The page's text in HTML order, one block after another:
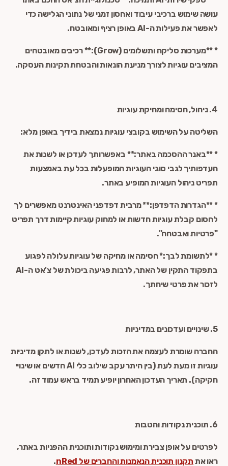
עושה שימוש ברכיבי עיבוד ואחסון זמני של נתוני הגלישה כדי
לאפשר את פעילות ה-AI באופן רציף ומאובטח.
* **מערכות סליקה ותשלומים (Grow):** רכיבים מאובטחים
המציבים עוגיות לצורך מניעת הונאות והבטחת תקינות העסקה.
4. ניהול, חסימה ומחיקת עוגיות
השליטה על השימוש בקובצי עוגיות נמצאת בידיך באופן מלא:
* **באנר ההסכמה באתר:** באפשרותך לעדכן או לשנות את
העדפותיך לגבי סוגי העוגיות המופעלות בכל עת באמצעות
תפריט ניהול העוגיות המופיע באתר.
* **הגדרות הדפדפן:** מרבית דפדפני האינטרנט מאפשרים לך
לחסום קבלת עוגיות חדשות או למחוק עוגיות קיימות דרך תפריט
"פרטיות ואבטחה".
* *לתשומת לבך:* חסימה או מחיקה של עוגיות עלולה לפגוע
בתפקוד התקין של האתר, לרבות פגיעה ביכולת של צ'אט ה-AI
לזכור את פרטי שיחתך.
5. שינויים ועדכונים במדיניות
החברה שומרת לעצמה את הזכות לעדכן, לשנות או לתקן מדיניות
עוגיות זו מעת לעת (בין היתר עקב שילוב כלי AI חדשים או שינויי
חקיקה). תאריך העדכון האחרון יופיע תמיד בראש עמוד זה.
6. תוכנית נקודות והטבות
לפרטים על אופן צבירת ומימוש נקודות ותוכנית ההפניות באתר,
ראו את תקנון תוכנית הנאמנות והחברים של nRed .